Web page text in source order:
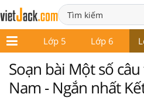
4 Lớp 5 Lớp 6
Soạn bài Một số
Nam - Ngắn nhất